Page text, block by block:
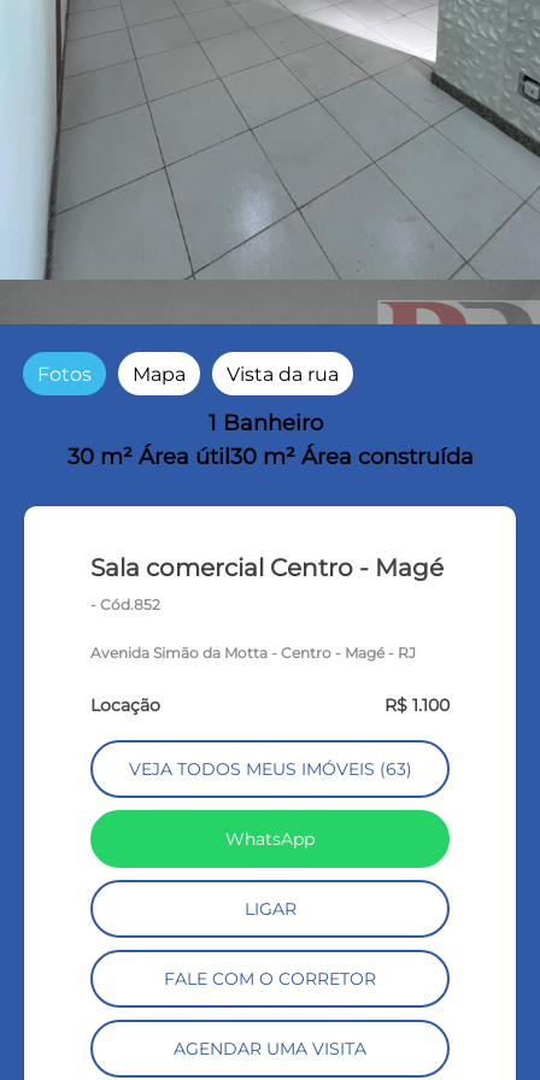
Fotos Mapa Vista da rua
1 Banheiro
30 m² Área útil 30 m² Área construída
Sala comercial Centro - Magé
- Cód.852
Avenida Simão da Motta - Centro - Magé - RJ
Locação R$ 1.100
VEJA TODOS MEUS IMÓVEIS (63)
WhatsApp
LIGAR
FALE COM O CORRETOR
AGENDAR UMA VISITA